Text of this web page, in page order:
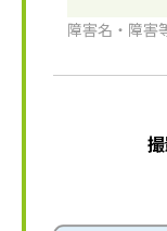
障害名・障害